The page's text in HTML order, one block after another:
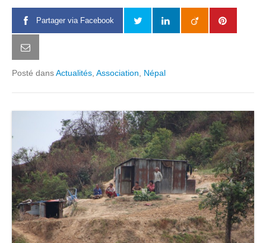
Partager via Facebook
Posté dansActualités Association Népal